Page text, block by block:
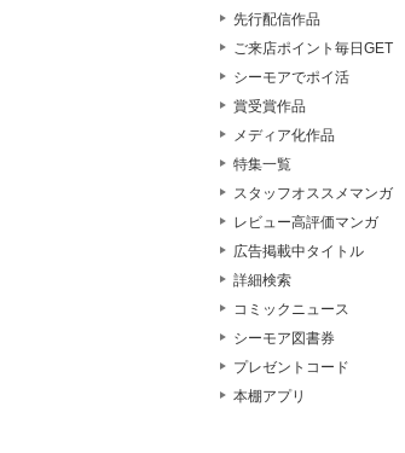
先行配信作品
ご来店ポイント毎日GET
シーモアでポイ活
賞受賞作品
メディア化作品
特集一覧
スタッフオススメマンガ
レビュー高評価マンガ
広告掲載中タイトル
詳細検索
コミックニュース
シーモア図書券
プレゼントコード
本棚アプリ